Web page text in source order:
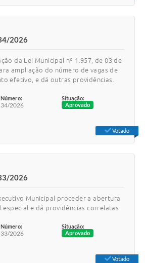
2026
da Lei Municipal nº 1.957, de 03 de
ampliação do número de vagas de
efetivo, e dá outras providências.
Número:
34/2026
Situação:
Aprovado
Votado
2026
Municipal proceder a abertura
e dá providências correlatas
Número:
33/2026
Situação:
Aprovado
Votado